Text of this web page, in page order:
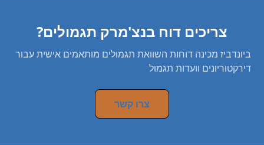
צריכים דוח בנצ'מרק תגמולים?
ביונדביז מכינה דוחות השוואת תגמולים מותאמים אישית עבור
דירקטוריונים וועדות תגמול
צרו קשר